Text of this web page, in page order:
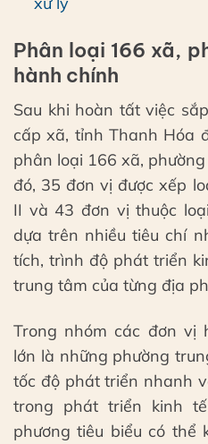
Phân loại 166 xã,
hành chính
Sau khi hoàn tất việc
cấp xã, tỉnh Thanh Hóa
phân loại 166 xã,
đó, 35 đơn vị được xếp
II và 43 đơn vị thuộc
dựa trên nhiều tiêu chí
tích, trình độ phát triển
trung tâm của từng địa
Trong nhóm các đơn vị
lớn là những phường
tốc độ phát triển nhanh
trong phát triển kinh
phương tiêu biểu có thể